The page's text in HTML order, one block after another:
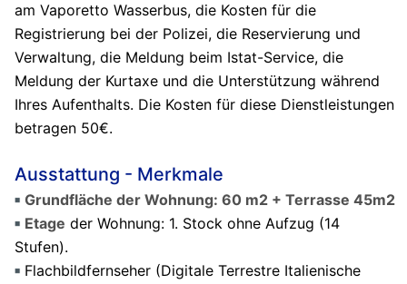
am Vaporetto Wasserbus, die Kosten für die
Registrierung bei der Polizei, die Reservierung und
Verwaltung, die Meldung beim Istat-Service, die
Meldung der Kurtaxe und die Unterstützung während
Ihres Aufenthalts. Die Kosten für diese Dienstleistungen
betragen 50€.
Ausstattung - Merkmale
Grundfläche der Wohnung: 60 m2 + Terrasse 45m2
Etage der Wohnung: 1. Stock ohne Aufzug (14
Stufen).
Flachbildfernseher (Digitale Terrestre Italienische